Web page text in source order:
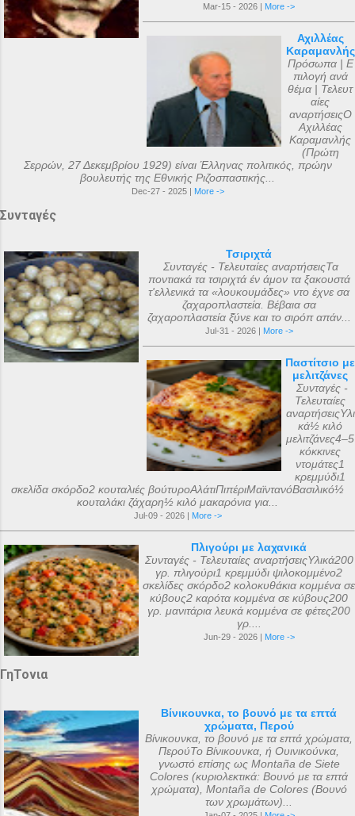
Mar-15 - 2026 | More ->
Αχιλλέας
Καραμανλής
Πρόσωπα | Ε
πιλογή ανά
θέμα | Τελευτ
αίες
αναρτήσειςΟ
Αχιλλέας
Καραμανλής
(Πρώτη
Σερρών, 27 Δεκεμβρίου 1929) είναι Έλληνας πολιτικός, πρώην
βουλευτής της Εθνικής Ριζοσπαστικής...
Dec-27 - 2025 | More ->
Συνταγές
Τσιριχτά
Συνταγές - Τελευταίες αναρτήσειςΤα
ποντιακά τα τσιριχτά έν άμον τα ξακουστά
τ'ελλενικά τα «λουκουμάδες» ντο έχνε σα
ζαχαροπλαστεία. Βέβαια σα
ζαχαροπλαστεία ξ̌ύνε και το σιρόπ απάν...
Jul-31 - 2026 | More ->
Παστίτσιο με
μελιτζάνες
Συνταγές -
Τελευταίες
αναρτήσειςΥλι
κά½ κιλό
μελιτζάνες4–5
κόκκινες
ντομάτες1
κρεμμύδι1
σκελίδα σκόρδο2 κουταλιές βούτυροΑλάτιΠιπέριΜαϊντανόΒασιλικό½
κουταλάκι ζάχαρη½ κιλό μακαρόνια για...
Jul-09 - 2026 | More ->
Πλιγούρι με λαχανικά
Συνταγές - Τελευταίες αναρτήσειςΥλικά200
γρ. πλιγούρι1 κρεμμύδι ψιλοκομμένο2
σκελίδες σκόρδο2 κολοκυθάκια κομμένα σε
κύβους2 καρότα κομμένα σε κύβους200
γρ. μανιτάρια λευκά κομμένα σε φέτες200
γρ....
Jun-29 - 2026 | More ->
ΓηΤονια
Βίνικουνκα, το βουνό με τα επτά
χρώματα, Περού
Βίνικουνκα, το βουνό με τα επτά χρώματα,
ΠερούΤο Βίνικουνκα, ή Ουινικούνκα,
γνωστό επίσης ως Montaña de Siete
Colores (κυριολεκτικά: Βουνό με τα επτά
χρώματα), Montaña de Colores (Βουνό
των χρωμάτων)...